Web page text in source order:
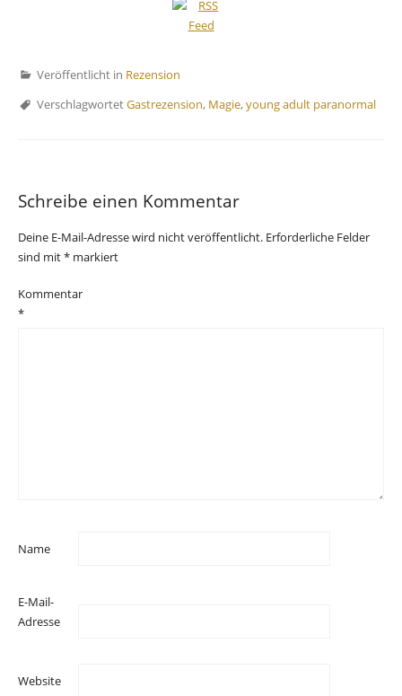
Veröffentlicht in Rezension
VerschlagwortetGastrezension, Magie,young adult paranormal
Schreibe einen Kommentar
Deine E-Mail-Adresse wird nicht veröffentlicht. Erforderliche Felder
sind mit* markiert
Kommentar
*
Name
E-Mail-
Adresse
Website